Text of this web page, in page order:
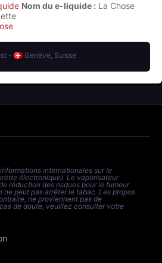
Nom du e-liquide : La Chose
- Genève, Suisse
internationales sur le
électronique). Le vaporisateur
réduction des risques pour le fumeur
ne peut pas arrêter le tabac. Les propos
ne proviennent pas de
de doute, veuillez consulter votre